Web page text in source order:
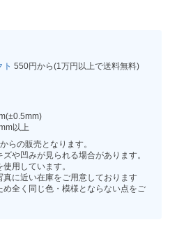
ト 550円から(1万円以上で送料無料)
以上
らの販売となります。
ズや凹みが見られる場合があります。
使用しています。
真に近い在庫をご用意しております
め全く同じ色・模様とならない点をご